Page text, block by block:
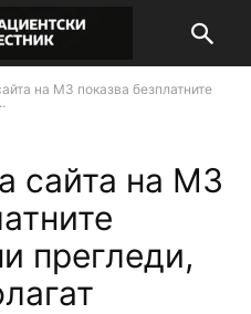
на МЗ показва безплатните
сайта на МЗ
прегледи,